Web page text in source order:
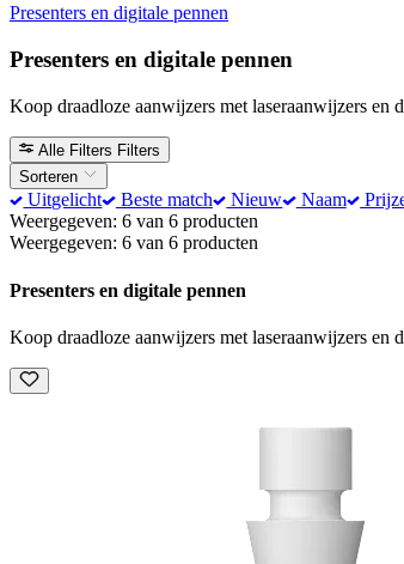
Presenters en digitale pennen
Presenters en digitale pennen
Koop draadloze aanwijzers met laseraanwijzers en
Alle Filters Filters
Sorteren
Uitgelicht Beste match Nieuw Naam
Weergegeven: 6 van 6 producten
Weergegeven: 6 van 6 producten
Presenters en digitale pennen
Koop draadloze aanwijzers met laseraanwijzers en